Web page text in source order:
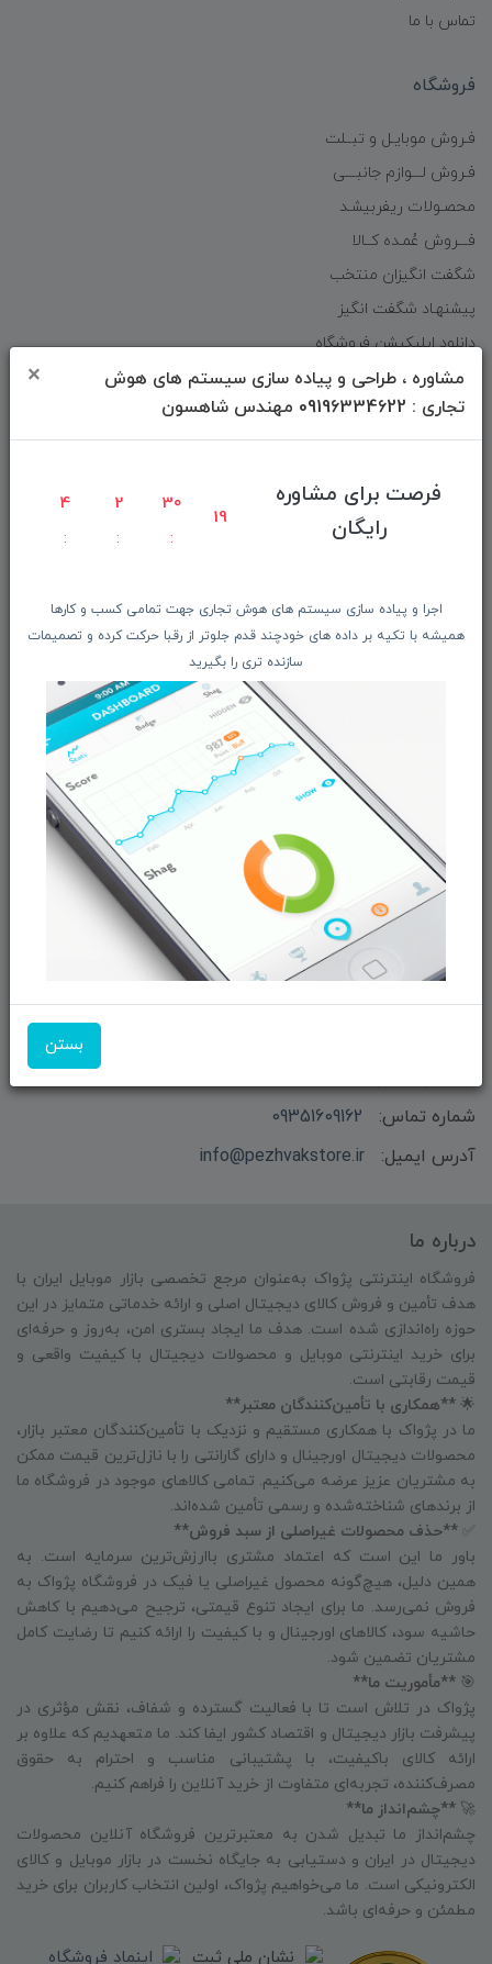
مشاوره ، طراحی و پیاده سازی سیستم های هوش
تجاری : 09196334622 مهندس شاهسون
×
فرصت برای مشاوره
رایگان
4 2 30
18
اجرا و پیاده سازی سیستم های هوش تجاری جهت تمامی کسب و کارها
همیشه با تکیه بر داده های خودچند قدم جلوتر از رقبا حرکت کرده و تصمیمات
سازنده تری را بگیرید
بستن
تماس با ما
فروشگاه
فـروش موبایـل و تبــلت
فـروش لـــوازم جانبـــی
محصـولات ریفربیشـد
فـــروش عُمـده کــالا
شگفت انگیزان منتخب
پیشنهـاد شگفت انگیز
دانلود اپلیکیشن فروشگاه
دسترسی سریع
راهنمای ثبت سفارش
معرفـــی همکــاران
درباره ما بیشتر بدانید
از تخفیف‌ها و جدیدترین‌های فروشگاه ما باخبر شوید:
ثبت‌نام
ما را در شبکه‌های اجتماعی دنبال کنید:
بازرگانی و فروش محصولات MSI ماتریکس - جناب آقای
شماره تماس:
09351609162
آدرس ایمیل:
info@pezhvakstore.ir
درباره ما
فروشگاه اینترنتی پژواک به‌عنوان مرجع تخصصی بازار موبایل ایران با
هدف تأمین و فروش کالای دیجیتال اصلی و ارائه خدماتی متمایز در این
حوزه راه‌اندازی شده است. هدف ما ایجاد بستری امن، به‌روز و حرفه‌ای
برای خرید اینترنتی موبایل و محصولات دیجیتال با کیفیت واقعی و
قیمت رقابتی است.
🌟 **همکاری با تأمین‌کنندگان معتبر**
ما در پژواک با همکاری مستقیم و نزدیک با تأمین‌کنندگان معتبر بازار،
محصولات دیجیتال اورجینال و دارای گارانتی را با نازل‌ترین قیمت ممکن
به مشتریان عزیز عرضه می‌کنیم. تمامی کالاهای موجود در فروشگاه ما
از برندهای شناخته‌شده و رسمی تأمین شده‌اند.
✅ **حذف محصولات غیراصلی از سبد فروش**
باور ما این است که اعتماد مشتری باارزش‌ترین سرمایه است. به
همین دلیل، هیچ‌گونه محصول غیراصلی یا فیک در فروشگاه پژواک به
فروش نمی‌رسد. ما برای ایجاد تنوع قیمتی، ترجیح می‌دهیم با کاهش
حاشیه سود، کالاهای اورجینال و با کیفیت را ارائه کنیم تا رضایت کامل
مشتریان تضمین شود.
🎯 **مأموریت ما**
پژواک در تلاش است تا با فعالیت گسترده و شفاف، نقش مؤثری در
پیشرفت بازار دیجیتال و اقتصاد کشور ایفا کند. ما متعهدیم که علاوه بر
ارائه کالای باکیفیت، با پشتیبانی مناسب و احترام به حقوق
مصرف‌کننده، تجربه‌ای متفاوت از خرید آنلاین را فراهم کنیم.
🚀 **چشم‌انداز ما**
چشم‌انداز ما تبدیل شدن به معتبرترین فروشگاه آنلاین محصولات
دیجیتال در ایران و دستیابی به جایگاه نخست در بازار موبایل و کالای
الکترونیکی است. ما می‌خواهیم پژواک، اولین انتخاب کاربران برای خرید
مطمئن و حرفه‌ای باشد.